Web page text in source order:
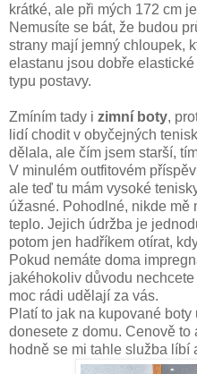
krátké, ale při mých 172 cm
Nemusíte se bát, že budou
strany mají jemný chloupek,
elastanu jsou dobře
typu postavy.
Zmíním tady i zimní boty,
lidí chodit v obyčejných
dělala, ale čím jsem starší,
V minulém outfitovém
ale teď tu mám vysoké
úžasné. Pohodlné, nikde mě
teplo. Jejich údržba je
potom jen hadříkem otírat,
Pokud nemáte doma
jakéhokoliv důvodu
moc rádi udělají za vás.
Platí to jak na kupované
donesete z domu. Cenově
hodně se mi tahle služba líbí